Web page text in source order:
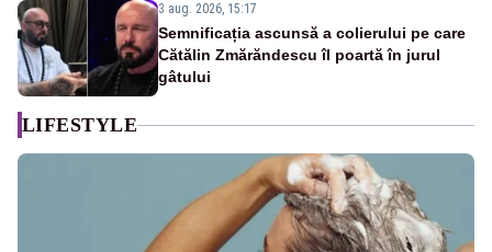
3 aug. 2026, 15:17
Semnificația ascunsă a colierului pe care
Cătălin Zmărăndescu îl poartă în jurul
gâtului
LIFESTYLE